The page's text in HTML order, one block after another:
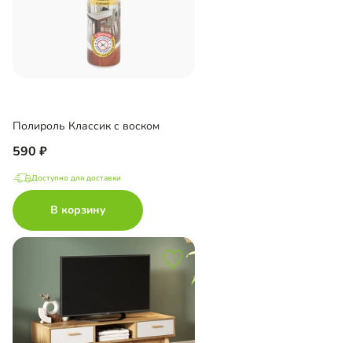
Полироль Классик с воском
590
Доступно для доставки
В корзину